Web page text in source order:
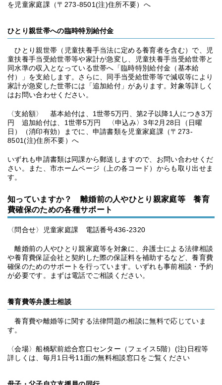
を児童家庭課（〒273-8501(注)住所不要）へ
ひとり親世帯への臨時特別給付金
ひとり親世帯（児童扶養手当法に定める養育者を含む）で、児
童扶養手当受給世帯等や家計が急変し、児童扶養手当受給世帯と
同水準の収入となっている世帯へ「臨時特別給付金（基本給
付）」を支給します。さらに、同手当受給世帯等で減収等により
家計が急変した世帯には「追加給付」があります。対象等詳しく
はお問い合わせください。
〈支給額〉 基本給付は、1世帯5万円、第2子以降1人につき3万
円 追加給付は、1世帯5万円 〈申込み〉3年2月28日（日曜
日）（消印有効）までに、申請書類を児童家庭課（〒273-
8501(注)住所不要）へ
いずれも申請書類は同課から郵送しますので、お問い合わせくだ
さい。また、市ホームページ（上の各コード）からも取り出せま
す。
知っていますか？ 離婚前の人やひとり親家庭等 養育
費確保のための各種サポート
〈問合せ〉児童家庭課 電話番号436-2320
離婚前の人やひとり親家庭等を対象に、弁護士による法律相談
や養育費保証会社と契約した際の保証料を補助するなど、養育費
確保のためのサポートを行っています。いずれも事前相談・予約
が必要です。まずは電話でご相談ください。
養育費等弁護士相談
養育費や離婚等に関する法律問題の相談に無料で応じていま
す。
〈会場〉船橋駅前総合窓口センター（フェイス5階）(注)日程等
詳しくは、毎月1日号11面の無料相談窓口をご覧ください